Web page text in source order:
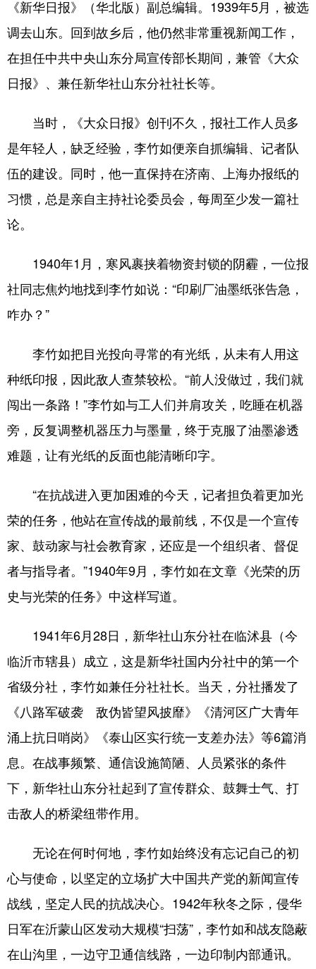
《新华日报》（华北版）副总编辑。1939年5月，被选
调去山东。回到故乡后，他仍然非常重视新闻工作，
在担任中共中央山东分局宣传部长期间，兼管《大众
日报》、兼任新华社山东分社社长等。
当时，《大众日报》创刊不久，报社工作人员多
是年轻人，缺乏经验，李竹如便亲自抓编辑、记者队
伍的建设。同时，他一直保持在济南、上海办报纸的
习惯，总是亲自主持社论委员会，每周至少发一篇社
论。
1940年1月，寒风裹挟着物资封锁的阴霾，一位报
社同志焦灼地找到李竹如说：“印刷厂油墨纸张告急，
咋办？”
李竹如把目光投向寻常的有光纸，从未有人用这
种纸印报，因此敌人查禁较松。“前人没做过，我们就
闯出一条路！”李竹如与工人们并肩攻关，吃睡在机器
旁，反复调整机器压力与墨量，终于克服了油墨渗透
难题，让有光纸的反面也能清晰印字。
“在抗战进入更加困难的今天，记者担负着更加光
荣的任务，他站在宣传战的最前线，不仅是一个宣传
家、鼓动家与社会教育家，还应是一个组织者、督促
者与指导者。”1940年9月，李竹如在文章《光荣的历
史与光荣的任务》中这样写道。
1941年6月28日，新华社山东分社在临沭县（今
临沂市辖县）成立，这是新华社国内分社中的第一个
省级分社，李竹如兼任分社社长。当天，分社播发了
《八路军破袭 敌伪皆望风披靡》《清河区广大青年
涌上抗日哨岗》《泰山区实行统一支差办法》等6篇消
息。在战事频繁、通信设施简陋、人员紧张的条件
下，新华社山东分社起到了宣传群众、鼓舞士气、打
击敌人的桥梁纽带作用。
无论在何时何地，李竹如始终没有忘记自己的初
心与使命，以坚定的立场扩大中国共产党的新闻宣传
战线，坚定人民的抗战决心。1942年秋冬之际，侵华
日军在沂蒙山区发动大规模“扫荡”，李竹如和战友隐蔽
在山沟里，一边守卫通信线路，一边印制内部通讯。